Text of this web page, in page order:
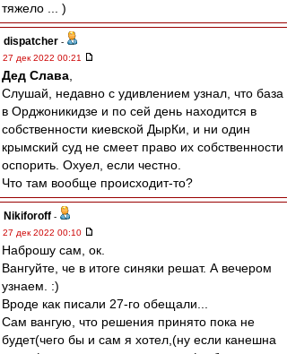
тяжело ... )
dispatcher -
27 дек 2022 00:21
Дед Слава
Слушай, недавно с удивлением узнал, что база
в Орджоникидзе и по сей день находится в
собственности киевской ДырКи, и ни один
крымский суд не смеет право их собственности
оспорить. Охуел, если честно.
Что там вообще происходит-то?
Nikiforoff -
27 дек 2022 00:10
Наброшу сам, ок.
Вангуйте, че в итоге синяки решат. А вечером
узнаем. :)
Вроде как писали 27-го обещали...
Сам вангую, что решения принято пока не
будет(чего бы и сам я хотел,(ну если канешна